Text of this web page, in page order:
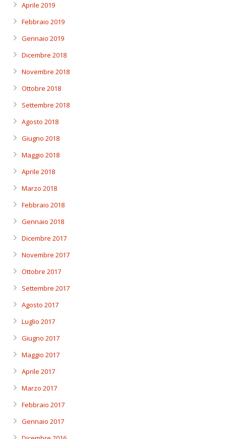
Aprile 2019
Febbraio 2019
Gennaio 2019
Dicembre 2018
Novembre 2018
Ottobre 2018
Settembre 2018
Agosto 2018
Giugno 2018
Maggio 2018
Aprile 2018
Marzo 2018
Febbraio 2018
Gennaio 2018
Dicembre 2017
Novembre 2017
Ottobre 2017
Settembre 2017
Agosto 2017
Luglio 2017
Giugno 2017
Maggio 2017
Aprile 2017
Marzo 2017
Febbraio 2017
Gennaio 2017